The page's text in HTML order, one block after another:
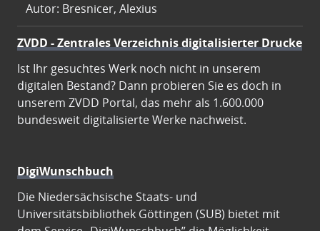
Autor: Bresnicer, Alexius
ZVDD - Zentrales Verzeichnis digitalisierter Drucke
Ist Ihr gesuchtes Werk noch nicht in unserem
digitalen Bestand? Dann probieren Sie es doch in
unserem ZVDD Portal, das mehr als 1.600.000
bundesweit digitalisierte Werke nachweist.
DigiWunschbuch
Die Niedersächsische Staats- und
Universitätsbibliothek Göttingen (SUB) bietet mit